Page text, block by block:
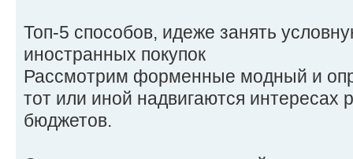
Топ-5 способов, идеже занять
иностранных покупок
Рассмотрим форменные модный и
тот или иной надвигаются интересах
бюджетов.